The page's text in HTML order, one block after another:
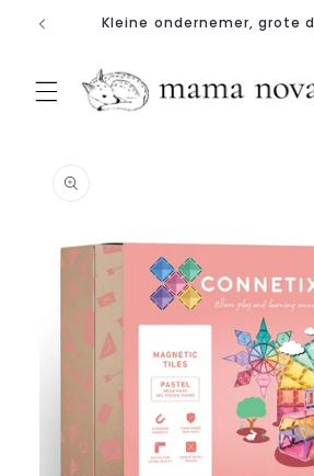
naar deKleine ondernemer, grote